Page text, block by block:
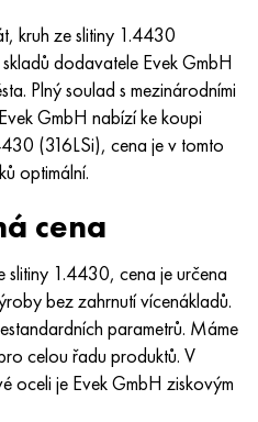
kruh ze slitiny 1.4430
dodavatele Evek GmbH
Plný soulad s mezinárodními
GmbH nabízí ke koupi
(316LSi), cena je v tomto
optimální.
cena
slitiny 1.4430, cena je určena
bez zahrnutí vícenákladů.
parametrů. Máme
celou řadu produktů. V
oceli je Evek GmbH ziskovým